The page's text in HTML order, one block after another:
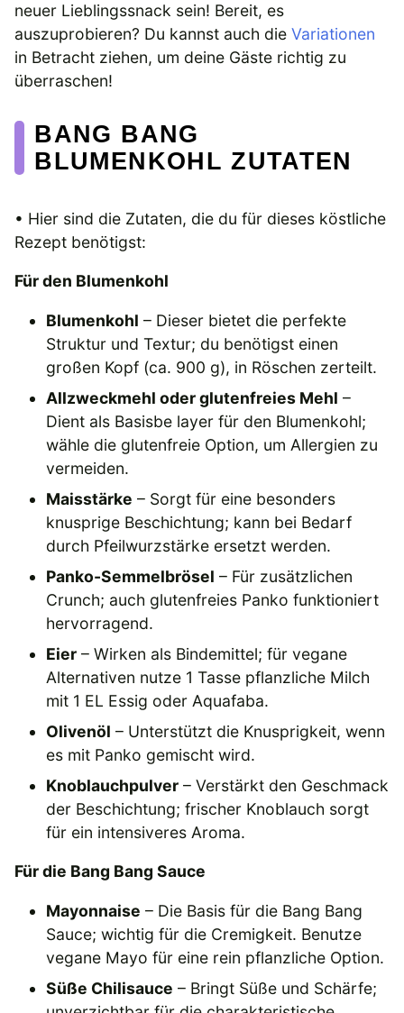
neuer Lieblingssnack sein! Bereit, es
auszuprobieren? Du kannst auch die Variationen
in Betracht ziehen, um deine Gäste richtig zu
überraschen!
BANG BANG
BLUMENKOHL ZUTATEN
• Hier sind die Zutaten, die du für dieses köstliche
Rezept benötigst:
Für den Blumenkohl
Blumenkohl – Dieser bietet die perfekte
Struktur und Textur; du benötigst einen
großen Kopf (ca. 900 g), in Röschen zerteilt.
Allzweckmehl oder glutenfreies Mehl –
Dient als Basisbe layer für den Blumenkohl;
wähle die glutenfreie Option, um Allergien zu
vermeiden.
Maisstärke – Sorgt für eine besonders
knusprige Beschichtung; kann bei Bedarf
durch Pfeilwurzstärke ersetzt werden.
Panko-Semmelbrösel – Für zusätzlichen
Crunch; auch glutenfreies Panko funktioniert
hervorragend.
Eier – Wirken als Bindemittel; für vegane
Alternativen nutze 1 Tasse pflanzliche Milch
mit 1 EL Essig oder Aquafaba.
Olivenöl – Unterstützt die Knusprigkeit, wenn
es mit Panko gemischt wird.
Knoblauchpulver – Verstärkt den Geschmack
der Beschichtung; frischer Knoblauch sorgt
für ein intensiveres Aroma.
Für die Bang Bang Sauce
Mayonnaise – Die Basis für die Bang Bang
Sauce; wichtig für die Cremigkeit. Benutze
vegane Mayo für eine rein pflanzliche Option.
Süße Chilisauce – Bringt Süße und Schärfe;